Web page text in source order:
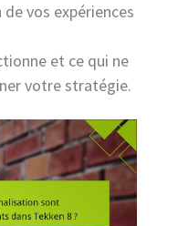
vos expériences
et ce qui ne
votre stratégie.